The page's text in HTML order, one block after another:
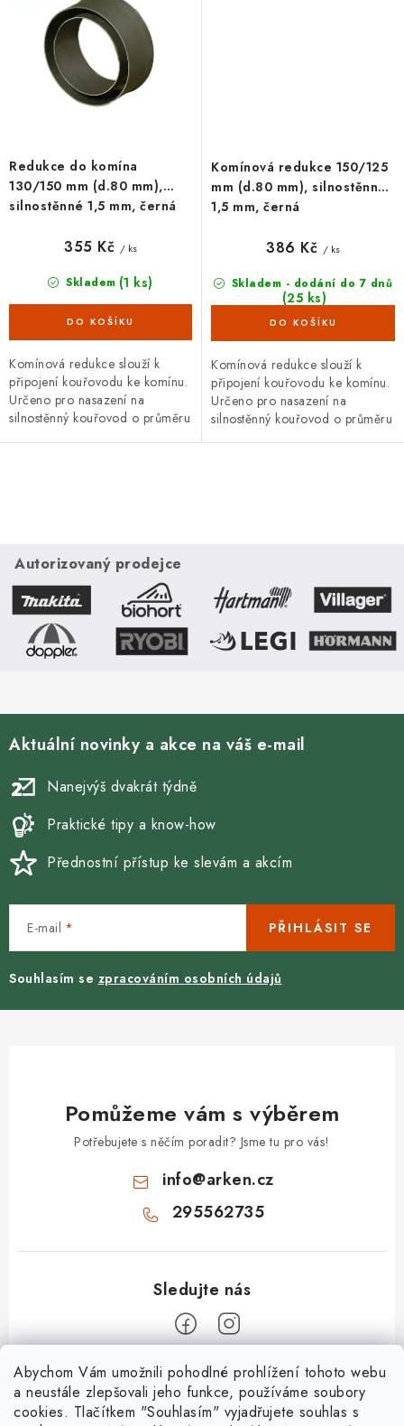
Abychom Vám umožnili pohodlné prohlížení tohoto webu
a neustále zlepšovali jeho funkce, používáme soubory
cookies. Tlačítkem "Souhlasím" vyjadřujete souhlas s
Redukce do komína
130/150 mm (d.80 mm),
silnostěnné 1,5 mm, černá
Skladem (1 ks)
355 Kč / ks
Komínová redukce slouží k
připojení kouřovodu ke komínu.
Určeno pro nasazení na
silnostěnný kouřovod o průměru
Komínová redukce 150/125
mm (d.80 mm), silnostěnná
1,5 mm, černá
Skladem - dodání do 7 dnů
(25 ks)
386 Kč / ks
Komínová redukce slouží k
připojení kouřovodu ke komínu.
Určeno pro nasazení na
silnostěnný kouřovod o průměru
á
d
a
r
v
k
y
v
ý
p
i
Autorizovaný prodejce
Aktuální novinky a akce na váš e-mail
Nanejvýš dvakrát týdně
Praktické tipy a know-how
Přednostní přístup ke slevám a akcím
E-mail
Souhlasím se zpracováním osobních údajů
PŘIHLÁSIT SE
Pomůžeme vám s výběrem
Potřebujete s něčím poradit? Jsme tu pro vás!
info@arken.cz
295562735
O Arken